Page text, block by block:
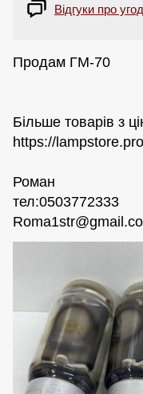
Відгуки про
Продам ГМ-70
Більше товарів з
https://
Роман
тел:0503772333